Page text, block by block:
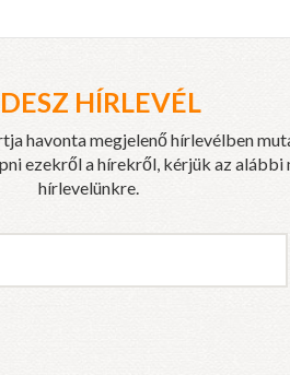
HÍRLEVÉL
havonta megjelenő hírlevélben
ezekről a hírekről, kérjük az
hírlevelünkre.